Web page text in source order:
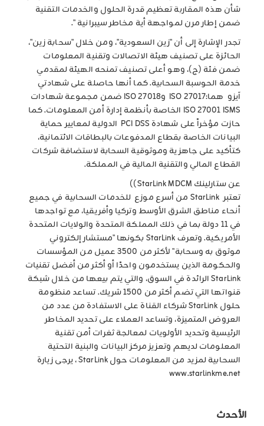
شأن هذه المقاربة تعظيم قدرة الحلول والخدمات التقنية
ضمن إطار مرن لمواجهة أية مخاطر سيبرانية ".
تجدر الإشارة إلى أن "زين السعودية"، ومن خلال "سحابة زين"،
الحائزة على تصنيف هيئة الاتصالات وتقنية المعلومات
ضمن فئة (ج)، وهو أعلى تصنيف تمنحه الهيئة لمقدمي
خدمة الحوسبة السحابية. كما أنها حاصلة على شهادتي
آيزو هما:ISO 27017 وISO 27018 ضمن مجموعة شهادات
ISO 27001 ISMS الخاصة بأنظمة إدارة أمن المعلومات. كما
حازت مؤخراً على شهادة PCI DSS الدولية لمعايير حماية
البيانات الخاصة بقطاع المدفوعات بالبطاقات الائتمانية،
كتأكيد على جاهزية وموثوقية السحابة لاستضافة شركات
القطاع المالي والتقنية المالية في المملكة.
عن ستارلينك StarLink MDCM))
تعتبر StarLink من أسرع موزع للخدمات السحابية في جميع
أنحاء مناطق الشرق الأوسط وتركيا وأفريقيا، مع تواجدها
في 11 دولة بما في ذلك المملكة المتحدة والولايات المتحدة
الأمريكية. وتعرف StarLink بكونها "مستشار إلكتروني
موثوق به وسحابة" لأكثر من 3500 عميل من المؤسسات
والحكومة الذين يستخدمون واحدًا أو أكثر من أفضل تقنيات
StarLink الرائدة في السوق، والتي يتم بيعها من خلال شبكة
قنواتها التي تضم أكثر من 1500 شريك. تساعد منظومة
حلول StarLink شركاء القناة على الاستفادة من عدد من
العروض المتميزة، وتساعد العملاء على تحديد المخاطر
الرئيسية وتحديد الأولويات لمعالجة ثغرات أمن تقنية
المعلومات لديهم وتعزيز مركز البيانات والبنية التحتية
السحابية لمزيد من المعلومات حول StarLink ، يرجى زيارة
www.starlinkme.net
الأحدث